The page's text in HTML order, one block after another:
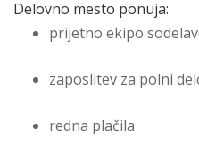
Delovno mesto ponuja:
prijetno ekipo
zaposlitev za polni
redna plačila